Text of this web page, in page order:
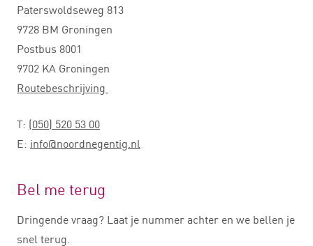
Paterswoldseweg 813
9728 BM Groningen
Postbus 8001
9702 KA Groningen
Routebeschrijving
T: (050) 520 53 00
E: info@noordnegentig.nl
Bel me terug
Dringende vraag? Laat je nummer achter en we bellen je
snel terug.